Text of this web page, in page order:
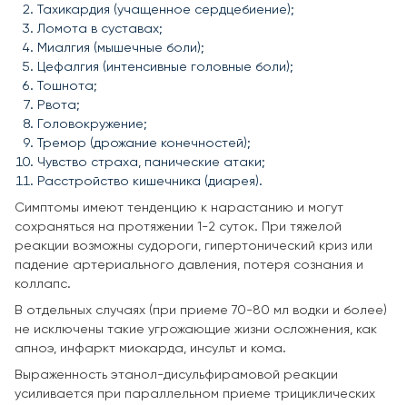
Тахикардия (учащенное сердцебиение);
Ломота в суставах;
Миалгия (мышечные боли);
Цефалгия (интенсивные головные боли);
Тошнота;
Рвота;
Головокружение;
Тремор (дрожание конечностей);
Чувство страха, панические атаки;
Расстройство кишечника (диарея).
Симптомы имеют тенденцию к нарастанию и могут
сохраняться на протяжении 1-2 суток. При тяжелой
реакции возможны судороги, гипертонический криз или
падение артериального давления, потеря сознания и
коллапс.
В отдельных случаях (при приеме 70-80 мл водки и более)
не исключены такие угрожающие жизни осложнения, как
апноэ, инфаркт миокарда, инсульт и кома.
Выраженность этанол-дисульфирамовой реакции
усиливается при параллельном приеме трициклических